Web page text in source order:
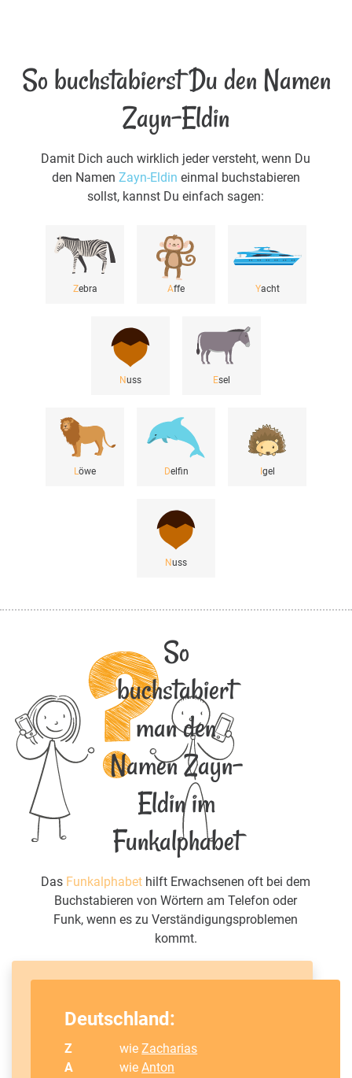
So buchstabierst Du den Namen
Zayn-Eldin
Damit Dich auch wirklich jeder versteht, wenn Du
den Namen Zayn-Eldin einmal buchstabieren
sollst, kannst Du einfach sagen:
Zebra Affe Yacht
Nuss Esel
Löwe Delfin gel
Nuss
So
buchstabiert
man den
Namen Zayn-
Eldin im
Funkalphabet
Das Funkalphabet hilft Erwachsenen oft bei dem
Buchstabieren von Wörtern am Telefon oder
Funk, wenn es zu Verständigungsproblemen
kommt.
Deutschland:
Z wieZacharias
A
wieAnton